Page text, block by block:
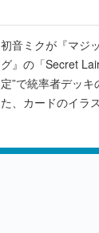
初音ミクが『マジ
グ』の「Secret
定”で統率者デッ
た、カードのイラ